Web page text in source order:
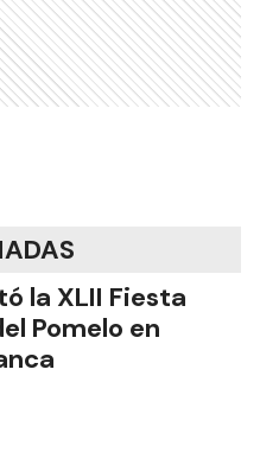
la XLII Fiesta
Pomelo en